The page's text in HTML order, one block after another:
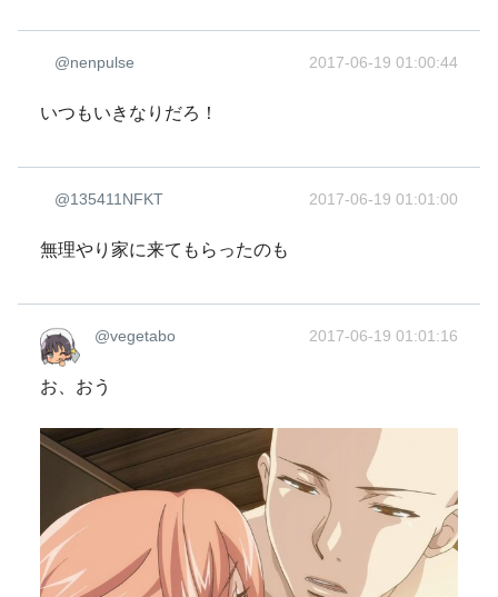
@nenpulse 2017-06-19 01:00:44
いつもいきなりだろ！
@135411NFKT 2017-06-19 01:01:00
無理やり家に来てもらったのも
@vegetabo 2017-06-19 01:01:16
お、おう